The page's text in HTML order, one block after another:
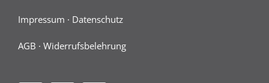
Impressum · Datenschutz
AGB · Widerrufsbelehrung